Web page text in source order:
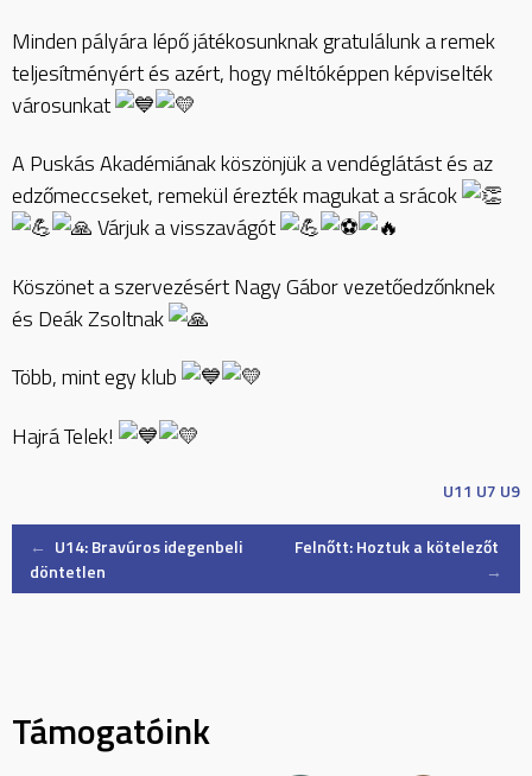
Minden pályára lépő játékosunknak gratulálunk a remek
teljesítményért és azért, hogy méltóképpen képviselték
városunkat
A Puskás Akadémiának köszönjük a vendéglátást és az
edzőmeccseket, remekül érezték magukat a srácok
Várjuk a visszavágót
Köszönet a szervezésért Nagy Gábor vezetőedzőnknek
és Deák Zsoltnak
Több, mint egy klub
Hajrá Telek!
U11 U7 U9
Post
← U14: Bravúros idegenbeli
döntetlen
Felnőtt: Hoztuk a kötelezőt
→
Támogatóink